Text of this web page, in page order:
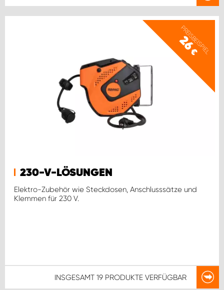
PREISBEISPIEL
26
€
230-V-LÖSUNGEN
Elektro-Zubehör wie Steckdosen, Anschlusssätze und
Klemmen für 230 V.
INSGESAMT 19 PRODUKTE VERFÜGBAR